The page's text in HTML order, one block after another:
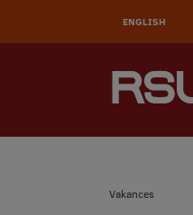
ENGLISH
Vakances